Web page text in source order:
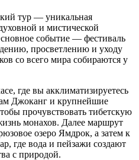
тур — уникальная
и мистической
событие — фестиваль
просветлению и уходу
со всего мира собираются у
где вы акклиматизируетесь
Джоканг и крупнейшие
прочувствовать тибетскую
монахов. Далее маршрут
озеро Ямдрок, а затем к
где вода и пейзажи создают
с природой.